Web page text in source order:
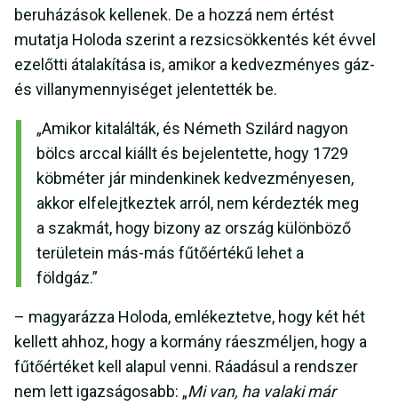
beruházások kellenek. De a hozzá nem értést
mutatja Holoda szerint a rezsicsökkentés két évvel
ezelőtti átalakítása is, amikor a kedvezményes gáz-
és villanymennyiséget jelentették be.
„Amikor kitalálták, és Németh Szilárd nagyon
bölcs arccal kiállt és bejelentette, hogy 1729
köbméter jár mindenkinek kedvezményesen,
akkor elfelejtkeztek arról, nem kérdezték meg
a szakmát, hogy bizony az ország különböző
területein más-más fűtőértékű lehet a
földgáz.”
– magyarázza Holoda, emlékeztetve, hogy két hét
kellett ahhoz, hogy a kormány ráeszméljen, hogy a
fűtőértéket kell alapul venni. Ráadásul a rendszer
nem lett igazságosabb: „Mi van, ha valaki már